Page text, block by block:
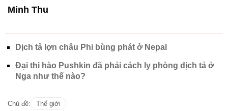
Minh Thu
Dịch tả lợn châu Phi bùng phát ở Nepal
Đại thi hào Pushkin đã phải cách ly phòng dịch tả ở
Nga như thế nào?
Chủ đề: Thế giới